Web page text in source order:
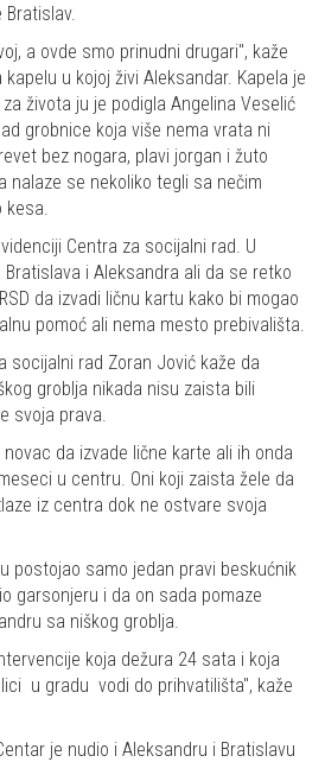
Bratislav.
a ovde smo prinudni drugari", kaže
u kojoj živi Aleksandar. Kapela je
života ju je podigla Angelina Veselić
grobnice koja više nema vrata ni
bez nogara, plavi jorgan i žuto
nalaze se nekoliko tegli sa nečim
Centra za socijalni rad. U
i Aleksandra ali da se retko
da izvadi ličnu kartu kako bi mogao
pomoć ali nema mesto prebivališta.
socijalni rad Zoran Jović kaže da
groblja nikada nisu zaista bili
svoja prava.
da izvade lične karte ali ih onda
u centru. Oni koji zaista žele da
iz centra dok ne ostvare svoja
postojao samo jedan pravi beskućnik
garsonjeru i da on sada pomaze
sa niškog groblja.
koja dežura 24 sata i koja
u gradu vodi do prihvatilišta", kaže
je nudio i Aleksandru i Bratislavu